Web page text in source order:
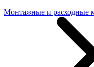
Монтажные и расходные